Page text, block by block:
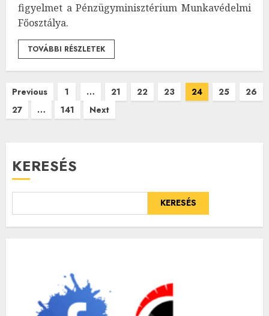
figyelmet a Pénzügyminisztérium Munkavédelmi
Főosztálya.
TOVÁBBI RÉSZLETEK
Bejegyzések
lapozása
Previous 1 … 21 22 23 24 25
26
27
… 141 Next
KERESÉS
KERESÉS